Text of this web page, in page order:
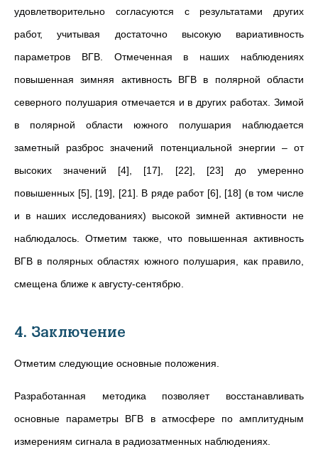
удовлетворительно согласуются с результатами других
работ, учитывая достаточно высокую вариативность
параметров ВГВ. Отмеченная в наших наблюдениях
повышенная зимняя активность ВГВ в полярной области
северного полушария отмечается и в других работах. Зимой
в полярной области южного полушария наблюдается
заметный разброс значений потенциальной энергии – от
высоких значений [4], [17], [22], [23] до умеренно
повышенных [5], [19], [21]. В ряде работ [6], [18] (в том числе
и в наших исследованиях) высокой зимней активности не
наблюдалось. Отметим также, что повышенная активность
ВГВ в полярных областях южного полушария, как правило,
смещена ближе к августу-сентябрю.
4. Заключение
Отметим следующие основные положения.
Разработанная методика позволяет восстанавливать
основные параметры ВГВ в атмосфере по амплитудным
измерениям сигнала в радиозатменных наблюдениях.